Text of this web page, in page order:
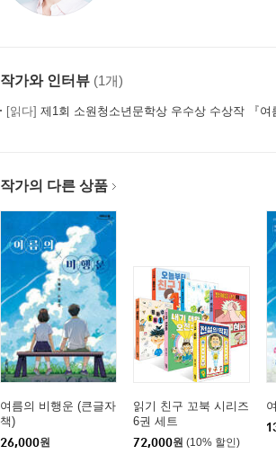
작가와 인터뷰 (1개)
[읽다] 제1회 소원청소년문학상 우수상 수상작 『여
작가의 다른 상품
여름의 비행운 (큰글자
책)
26,000원
읽기 친구 꼬북 시리즈
6권 세트
72,000원 (10% 할인)